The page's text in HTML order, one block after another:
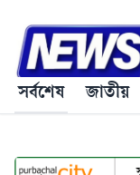
সর্বশেষ জাতীয়